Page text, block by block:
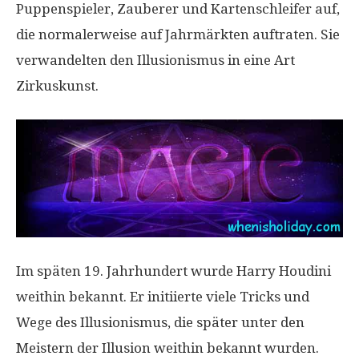
Puppenspieler, Zauberer und Kartenschleifer auf,
die normalerweise auf Jahrmärkten auftraten. Sie
verwandelten den Illusionismus in eine Art
Zirkuskunst.
Im späten 19. Jahrhundert wurde Harry Houdini
weithin bekannt. Er initiierte viele Tricks und
Wege des Illusionismus, die später unter den
Meistern der Illusion weithin bekannt wurden.